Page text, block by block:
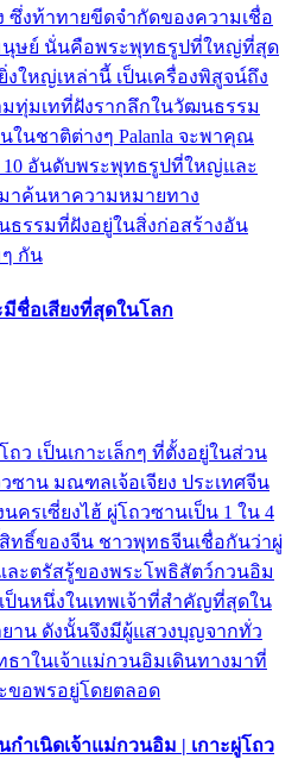
ซึ่งท้าทายขีดจำกัดของความเชื่อ
นุษย์ นั่นคือพระพุทธรูปที่ใหญ่ที่สุด
ใหญ่เหล่านี้ เป็นเครื่องพิสูจน์ถึง
ทุ่มเทที่ฝังรากลึกในวัฒนธรรม
นชาติต่างๆ Palanla จะพาคุณ
10 อันดับพระพุทธรูปที่ใหญ่และ
าค้นหาความหมายทาง
รรมที่ฝังอยู่ในสิ่งก่อสร้างอัน
กัน
ชื่อเสียงที่สุดในโลก
ถว เป็นเกาะเล็กๆ ที่ตั้งอยู่ในส่วน
ซาน มณฑลเจ้อเจียง ประเทศจีน
ครเซี่ยงไฮ้ ผู่โถวซานเป็น 1 ใน 4
ทธิ์ของจีน ชาวพุทธจีนเชื่อกันว่าผู่
ะตรัสรู้ของพระโพธิสัตว์กวนอิม
ป็นหนึ่งในเทพเจ้าที่สำคัญที่สุดใน
าน ดังนั้นจึงมีผู้แสวงบุญจากทั่ว
ธาในเจ้าแม่กวนอิมเดินทางมาที่
ขอพรอยู่โดยตลอด
ำเนิดเจ้าแม่กวนอิม | เกาะผู่โถว